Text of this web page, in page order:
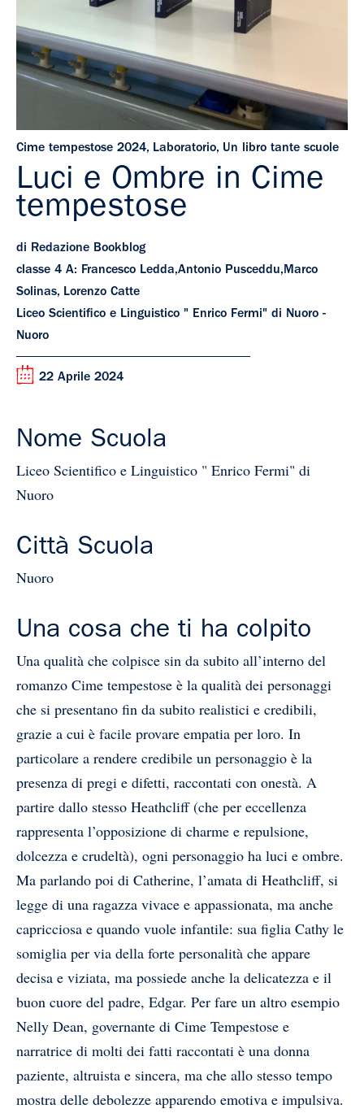
Cime tempestose 2024, Laboratorio, Un libro tante scuole
Luci e Ombre in Cime
tempestose
di Redazione Bookblog
classe 4 A: Francesco Ledda,Antonio Pusceddu,Marco
Solinas, Lorenzo Catte
Liceo Scientifico e Linguistico " Enrico Fermi" di Nuoro -
Nuoro
22 Aprile 2024
Nome Scuola
Liceo Scientifico e Linguistico " Enrico Fermi" di
Nuoro
Città Scuola
Nuoro
Una cosa che ti ha colpito
Una qualità che colpisce sin da subito all’interno del
romanzo Cime tempestose è la qualità dei personaggi
che si presentano fin da subito realistici e credibili,
grazie a cui è facile provare empatia per loro. In
particolare a rendere credibile un personaggio è la
presenza di pregi e difetti, raccontati con onestà. A
partire dallo stesso Heathcliff (che per eccellenza
rappresenta l’opposizione di charme e repulsione,
dolcezza e crudeltà), ogni personaggio ha luci e ombre.
Ma parlando poi di Catherine, l’amata di Heathcliff, si
legge di una ragazza vivace e appassionata, ma anche
capricciosa e quando vuole infantile: sua figlia Cathy le
somiglia per via della forte personalità che appare
decisa e viziata, ma possiede anche la delicatezza e il
buon cuore del padre, Edgar. Per fare un altro esempio
Nelly Dean, governante di Cime Tempestose e
narratrice di molti dei fatti raccontati è una donna
paziente, altruista e sincera, ma che allo stesso tempo
mostra delle debolezze apparendo emotiva e impulsiva.